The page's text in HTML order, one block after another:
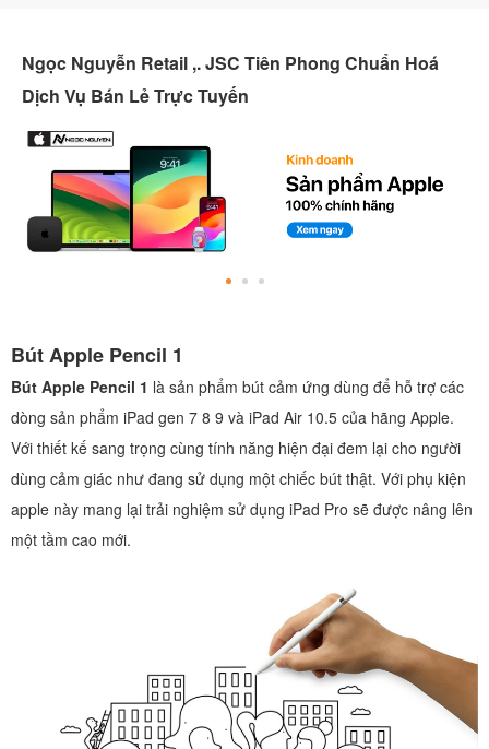
Ngọc Nguyễn Retail ,. JSC Tiên Phong Chuẩn Hoá
Dịch Vụ Bán Lẻ Trực Tuyến
Bút Apple Pencil 1
Bút Apple Pencil 1 là sản phẩm bút cảm ứng dùng để hỗ trợ các
dòng sản phẩm iPad gen 7 8 9 và iPad Air 10.5 của hãng Apple.
Với thiết kế sang trọng cùng tính năng hiện đại đem lại cho người
dùng cảm giác như đang sử dụng một chiếc bút thật. Với phụ kiện
apple này mang lại trải nghiệm sử dụng iPad Pro sẽ được nâng lên
một tầm cao mới.